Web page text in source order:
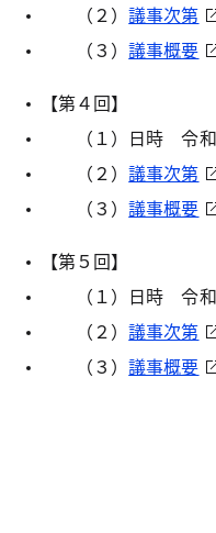
（２）議事次第
（３）議事概要
【第４回】
（１）日時 令和
（２）議事次第
（３）議事概要
【第５回】
（１）日時 令和
（２）議事次第
（３）議事概要